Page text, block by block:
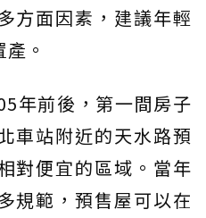
方面因素，建議年輕
。
年前後，第一間房子
車站附近的天水路預
對便宜的區域。當年
規範，預售屋可以在